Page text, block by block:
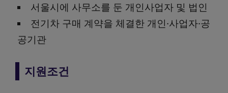
서울시에 사무소를 둔 개인사업자 및 법인
전기차 구매 계약을 체결한 개인·사업자·공
공기관
지원조건